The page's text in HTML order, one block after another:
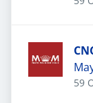
59